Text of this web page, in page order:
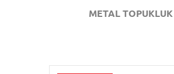
METAL TOPUKLUK